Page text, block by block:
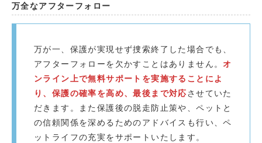
万全なアフターフォロー
万が一、保護が実現せず捜索終了した場合でも、
アフターフォローを欠かすことはありません。オ
ンライン上で無料サポートを実施することによ
り、保護の確率を高め、最後まで対応させていた
だきます。また保護後の脱走防止策や、ペットと
の信頼関係を深めるためのアドバイスも行い、ペ
ットライフの充実をサポートいたします。